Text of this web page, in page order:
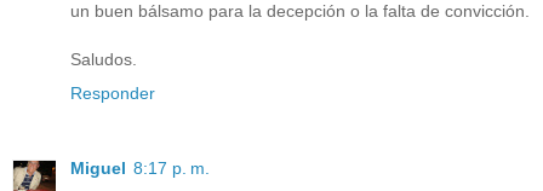
un buen bálsamo para la decepción o la falta de convicción.
Saludos.
Responder
Miguel 8:17 p. m.